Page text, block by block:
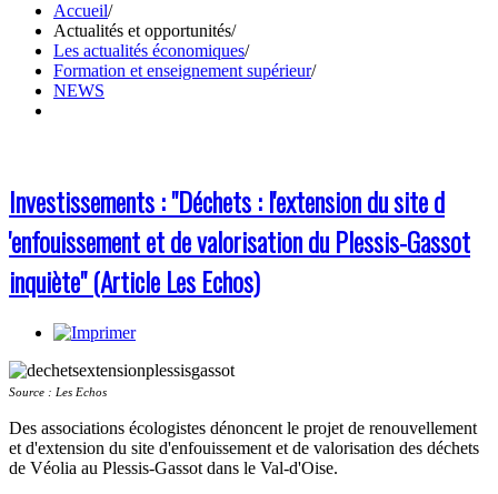
Accueil/
Actualités et opportunités/
Les actualités économiques/
Formation et enseignement supérieur/
NEWS
Investissements : "Déchets : l'extension du site d
'enfouissement et de valorisation du Plessis-Gassot
inquiète" (Article Les Echos)
Source : Les Echos
Des associations écologistes dénoncent le projet de renouvellement
et d'extension du site d'enfouissement et de valorisation des déchets
de Véolia au Plessis-Gassot dans le Val-d'Oise.